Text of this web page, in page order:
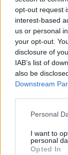
opt-out request
interest-based
us or personal
your opt-out.
disclosure of
IAB’s list of
also be
Downstream
Personal
I want to
personal
Opted In
Να σημειωθεί
και οι
από τον
πρώτες
μικρά και
Δήμος
Δείτε